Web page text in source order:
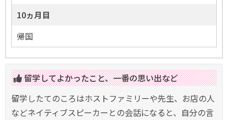
10ヵ月目
帰国
留学してよかったこと、一番の思い出など
留学したてのころはホストファミリーや先生、お店の人
などネイティブスピーカーとの会話になると、自分の言